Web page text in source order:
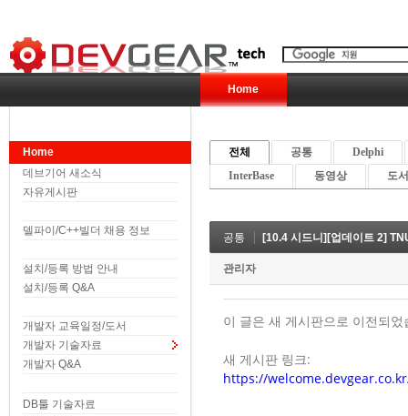
Home
Home
데브기어 새소식
자유게시판
델파이/C++빌더 채용 정보
설치/등록 방법 안내
설치/등록 Q&A
개발자 교육일정/도서
개발자 기술자료
개발자 Q&A
DB툴 기술자료
전체 공통
Delphi
InterBase
동영상 도
공통 [10.4 시드니][업데이트 2]
관리자
이 글은 새 게시판으로 이전되었
새 게시판 링크:
https://